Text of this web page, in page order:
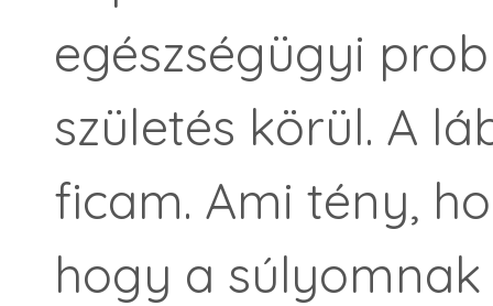
egészségügyi
születés körül. A
ficam. Ami tény,
hogy a súlyomnak